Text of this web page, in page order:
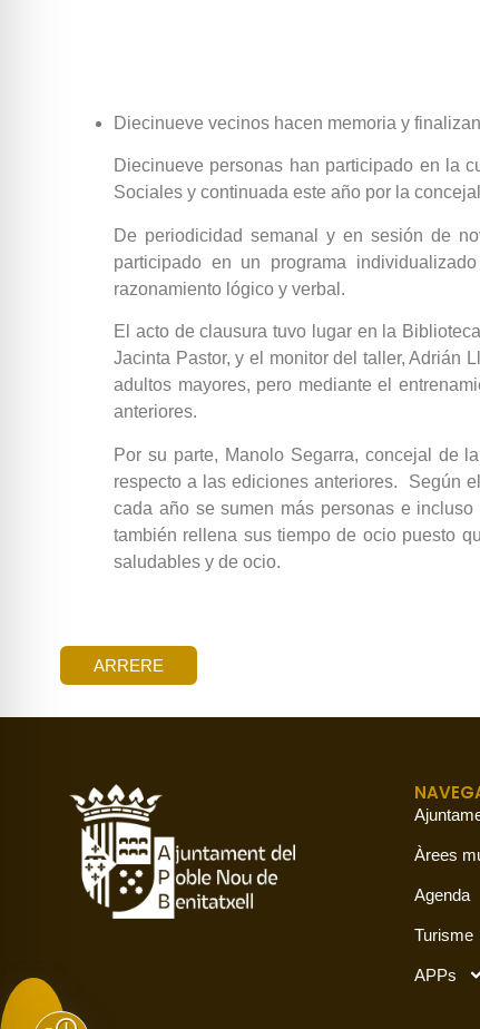
Diecinueve vecinos hacen memoria y
Diecinueve personas han participado en la
Sociales y continuada este año por la
De periodicidad semanal y en sesión de
participado en un programa
razonamiento lógico y verbal.
El acto de clausura tuvo lugar en la
Jacinta Pastor, y el monitor del taller, Adrián
adultos mayores, pero mediante el
anteriores.
Por su parte, Manolo Segarra, concejal de
respecto a las ediciones anteriores. Según
cada año se sumen más personas e
también rellena sus tiempo de ocio puesto
saludables y de ocio.
ARRERE
Àrees
Agenda
Turisme
APPs